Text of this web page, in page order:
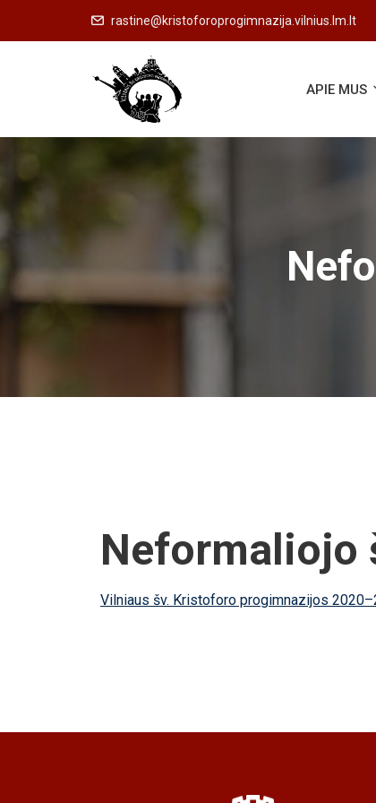
rastine@kristoforoprogimnazija.vilnius.lm.lt
APIE MUS
Neformaliojo
Vilniaus šv. Kristoforo progimnazijos